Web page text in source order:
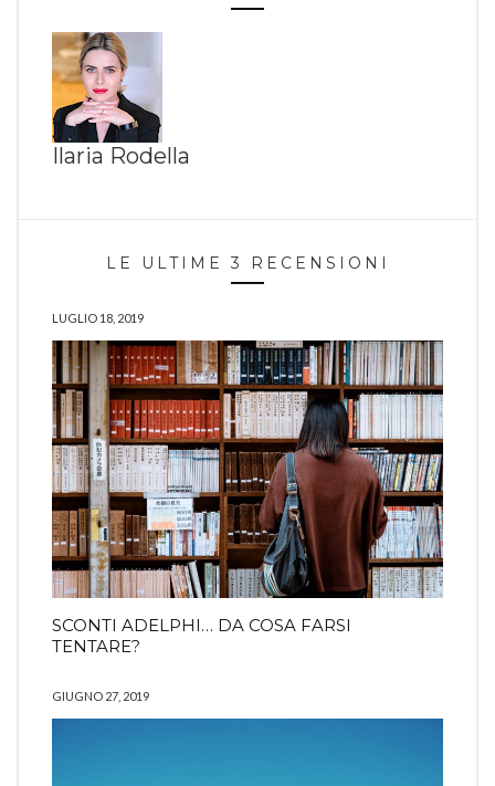
Ilaria Rodella
LE ULTIME 3 RECENSIONI
LUGLIO 18, 2019
SCONTI ADELPHI… DA COSA FARSI
TENTARE?
GIUGNO 27, 2019